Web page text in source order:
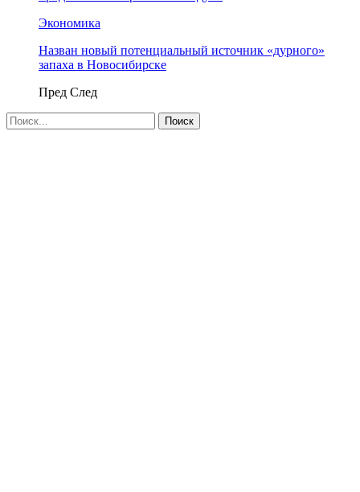
Экономика
Назван новый потенциальный источник «дурного»
запаха в Новосибирске
Пред След